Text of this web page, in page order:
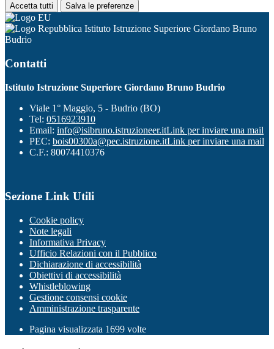
Accetta tutti Salva le preferenze
Istituto Istruzione Superiore Giordano Bruno
Budrio
Contatti
Istituto Istruzione Superiore Giordano Bruno Budrio
Viale 1° Maggio, 5 - Budrio (BO)
Tel: 0516923910
Email: info@isibruno.istruzioneer.itLink per inviare una mail
PEC: bois00300a@pec.istruzione.itLink per inviare una mail
C.F.: 80074410376
Sezione Link Utili
Cookie policy
Note legali
Informativa Privacy
Ufficio Relazioni con il Pubblico
Dichiarazione di accessibilità
Obiettivi di accessibilità
Whistleblowing
Gestione consensi cookie
Amministrazione trasparente
Pagina visualizzata 1699 volte